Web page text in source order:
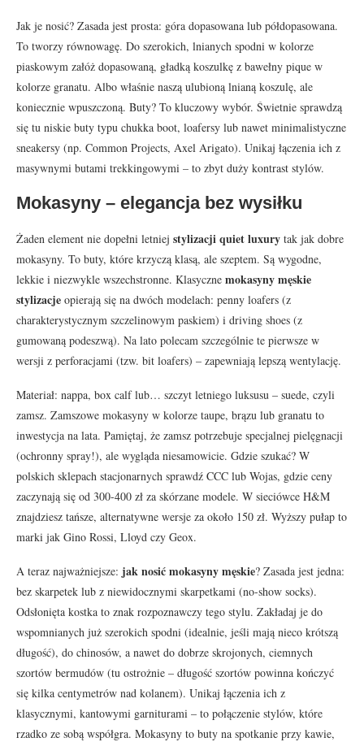
Jak je nosić? Zasada jest prosta: góra dopasowana lub półdopasowana.
To tworzy równowagę. Do szerokich, lnianych spodni w kolorze
piaskowym załóż dopasowaną, gładką koszulkę z bawełny pique w
kolorze granatu. Albo właśnie naszą ulubioną lnianą koszulę, ale
koniecznie wpuszczoną. Buty? To kluczowy wybór. Świetnie sprawdzą
się tu niskie buty typu chukka boot, loafersy lub nawet minimalistyczne
sneakersy (np. Common Projects, Axel Arigato). Unikaj łączenia ich z
masywnymi butami trekkingowymi – to zbyt duży kontrast stylów.
Mokasyny – elegancja bez wysiłku
Żaden element nie dopełni letniej stylizacji quiet luxury tak jak dobre
mokasyny. To buty, które krzyczą klasą, ale szeptem. Są wygodne,
lekkie i niezwykle wszechstronne. Klasyczne mokasyny męskie
stylizacje opierają się na dwóch modelach: penny loafers (z
charakterystycznym szczelinowym paskiem) i driving shoes (z
gumowaną podeszwą). Na lato polecam szczególnie te pierwsze w
wersji z perforacjami (tzw. bit loafers) – zapewniają lepszą wentylację.
Materiał: nappa, box calf lub… szczyt letniego luksusu – suede, czyli
zamsz. Zamszowe mokasyny w kolorze taupe, brązu lub granatu to
inwestycja na lata. Pamiętaj, że zamsz potrzebuje specjalnej pielęgnacji
(ochronny spray!), ale wygląda niesamowicie. Gdzie szukać? W
polskich sklepach stacjonarnych sprawdź CCC lub Wojas, gdzie ceny
zaczynają się od 300-400 zł za skórzane modele. W sieciówce H&M
znajdziesz tańsze, alternatywne wersje za około 150 zł. Wyższy pułap to
marki jak Gino Rossi, Lloyd czy Geox.
A teraz najważniejsze: jak nosić mokasyny męskie? Zasada jest jedna:
bez skarpetek lub z niewidocznymi skarpetkami (no-show socks).
Odsłonięta kostka to znak rozpoznawczy tego stylu. Zakładaj je do
wspomnianych już szerokich spodni (idealnie, jeśli mają nieco krótszą
długość), do chinosów, a nawet do dobrze skrojonych, ciemnych
szortów bermudów (tu ostrożnie – długość szortów powinna kończyć
się kilka centymetrów nad kolanem). Unikaj łączenia ich z
klasycznymi, kantowymi garniturami – to połączenie stylów, które
rzadko ze sobą współgra. Mokasyny to buty na spotkanie przy kawie,